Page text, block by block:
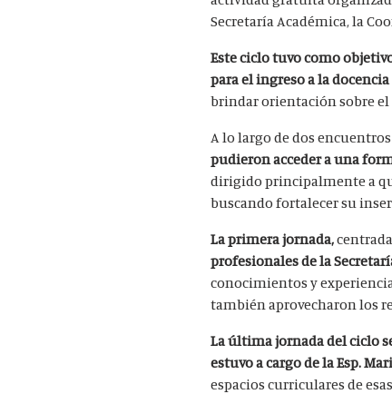
Secretaría Académica, la
Este ciclo tuvo como
para el ingreso a la
brindar orientación sobre
A lo largo de dos
pudieron acceder a una
dirigido principalmente a
buscando fortalecer su
La primera jornada,
profesionales de la
conocimientos y
también aprovecharon los
La última jornada del ciclo
estuvo a cargo de la Esp.
espacios curriculares de